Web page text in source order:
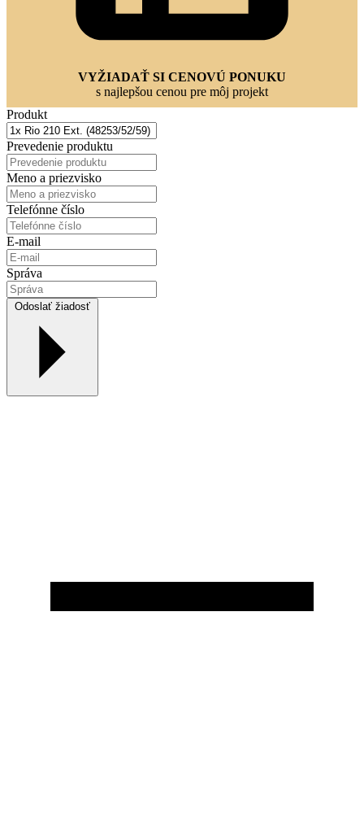
VYŽIADAŤ SI CENOVÚ PONUKU
s najlepšou cenou pre môj projekt
Produkt
Prevedenie produktu
Meno a priezvisko
Telefónne číslo
E-mail
Správa
Odoslať žiadosť